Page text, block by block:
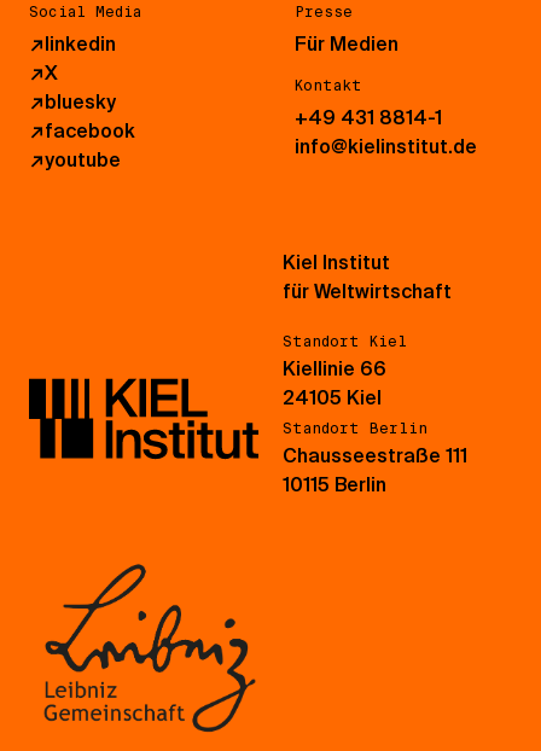
Social Media
↗linkedin
↗X
↗bluesky
↗facebook
↗youtube
Presse
Für Medien
Kontakt
+49 431 8814-1
info@kielinstitut.de
Kiel Institut
für Weltwirtschaft
Standort Kiel
Kiellinie 66
24105 Kiel
Standort Berlin
Chausseestraße 111
10115 Berlin